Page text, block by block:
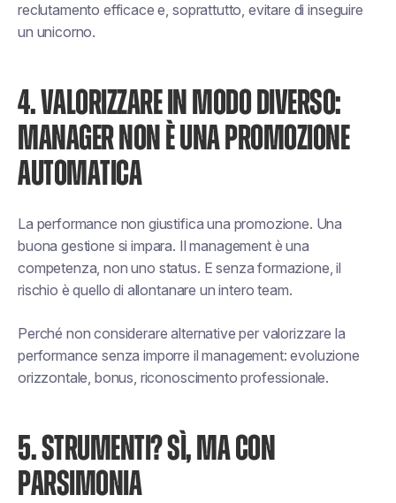
reclutamento efficace e, soprattutto, evitare di inseguire
un unicorno.
4. VALORIZZARE IN MODO DIVERSO:
MANAGER NON È UNA PROMOZIONE
AUTOMATICA
La performance non giustifica una promozione. Una
buona gestione si impara. Il management è una
competenza, non uno status. E senza formazione, il
rischio è quello di allontanare un intero team.
Perché non considerare alternative per valorizzare la
performance senza imporre il management: evoluzione
orizzontale, bonus, riconoscimento professionale.
5. STRUMENTI? SÌ, MA CON
PARSIMONIA